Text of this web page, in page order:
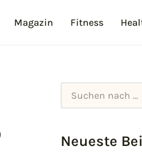
Magazin Fitness
Neueste